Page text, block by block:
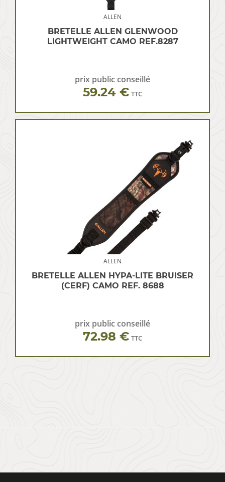
ALLEN
BRETELLE ALLEN GLENWOOD
LIGHTWEIGHT CAMO REF.8287
prix public conseillé
59.24 € TTC
ALLEN
BRETELLE ALLEN HYPA-LITE BRUISER
(CERF) CAMO REF. 8688
prix public conseillé
72.98 € TTC